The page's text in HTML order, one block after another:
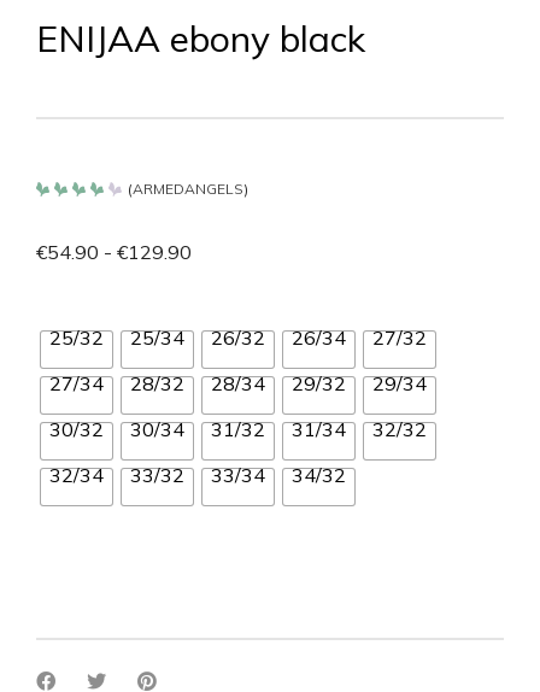
ENIJAA ebony black
von 5
(ARMEDANGELS)
€54.90 - €129.90
25/32 25/34 26/32 26/34
27/32
27/34
28/32 28/34 29/32
29/34
30/32
30/34 31/32 31/34
32/32
32/34
33/32 33/34 34/32